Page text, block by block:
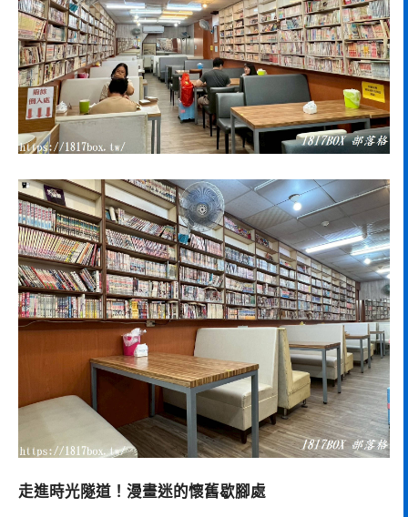
走進時光隧道！漫畫迷的懷舊歇腳處